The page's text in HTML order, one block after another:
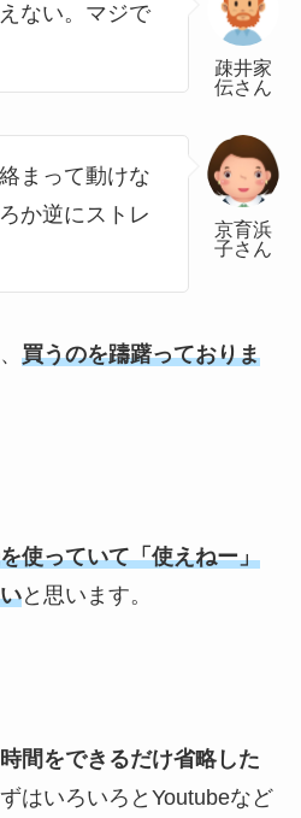
疎井家
伝さん
ない。マジで
京育浜
子さん
まって動けな
か逆にストレ
買うのを躊躇っておりま
使っていて「使えねー」
と思います。
間をできるだけ省略した
はいろいろとYoutubeなど